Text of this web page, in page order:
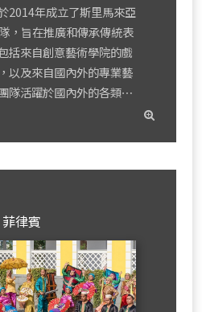
2014年成立了斯里馬來亞
，旨在推廣和傳承傳統表
括來自創意藝術學院的戲
以及來自國內外的專業藝
隊活躍於國內外的各類⋯
菲律賓